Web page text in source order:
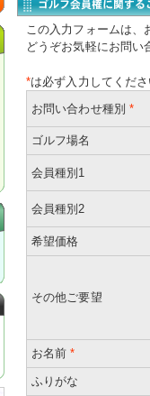
この入力フォームは、
どうぞお気軽にお問い
*は必ず入力してくだ
お問い合わせ種別 *
ゴルフ場名
会員種別1
会員種別2
希望価格
その他ご要望
お名前 *
ふりがな